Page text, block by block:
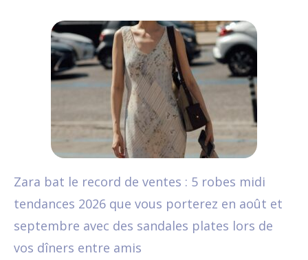
Zara bat le record de ventes : 5 robes midi
tendances 2026 que vous porterez en août et
septembre avec des sandales plates lors de
vos dîners entre amis